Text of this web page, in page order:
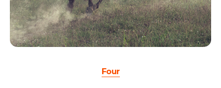
Four